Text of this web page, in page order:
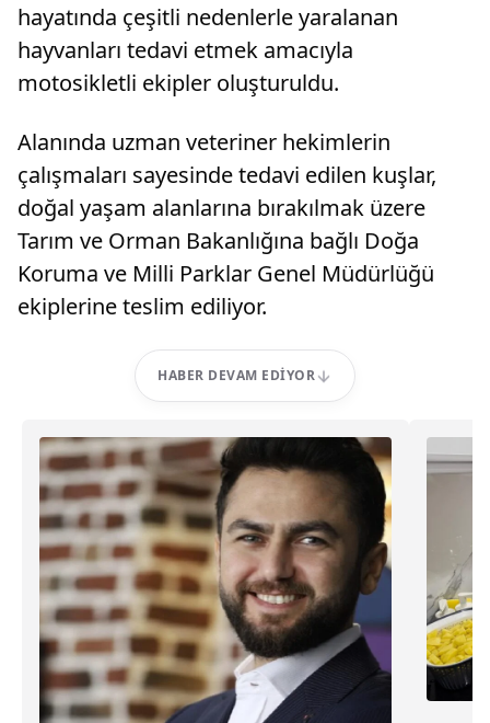
hayatında çeşitli nedenlerle yaralanan
hayvanları tedavi etmek amacıyla
motosikletli ekipler oluşturuldu.
Alanında uzman veteriner hekimlerin
çalışmaları sayesinde tedavi edilen kuşlar,
doğal yaşam alanlarına bırakılmak üzere
Tarım ve Orman Bakanlığına bağlı Doğa
Koruma ve Milli Parklar Genel Müdürlüğü
ekiplerine teslim ediliyor.
HABER DEVAM EDIYOR